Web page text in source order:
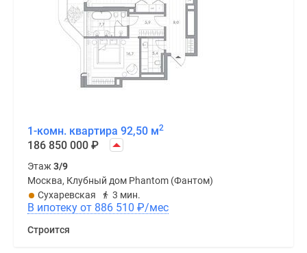
1-комн. квартира 92,50 м2
186 850 000 ₽
Этаж3/9
Москва, Клубный дом Phantom (Фантом)
Сухаревская
3 мин.
В ипотеку от 886 510 ₽/мес
Строится